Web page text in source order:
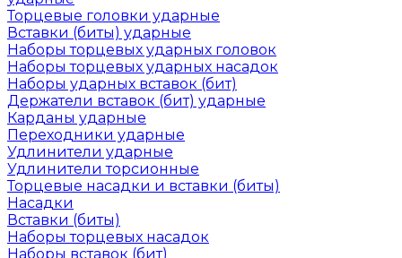
Торцевые головки ударные
Вставки (биты) ударные
Наборы торцевых ударных головок
Наборы торцевых ударных насадок
Наборы ударных вставок (бит)
Держатели вставок (бит) ударные
Карданы ударные
Переходники ударные
Удлинители ударные
Удлинители торсионные
Торцевые насадки и вставки (биты)
Насадки
Вставки (биты)
Наборы торцевых насадок
Наборы вставок (бит)